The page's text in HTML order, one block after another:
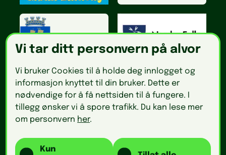
Vi tar ditt personvern på alvor
Vi bruker Cookies til å holde deg innlogget og
informasjon knyttet til din bruker. Dette er
nødvendige for å få nettsiden til å fungere. I
tillegg ønsker vi å spore trafikk. Du kan lese mer
om personvern her.
Kun